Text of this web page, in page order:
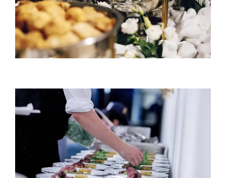
Perfect blend of
delicious food